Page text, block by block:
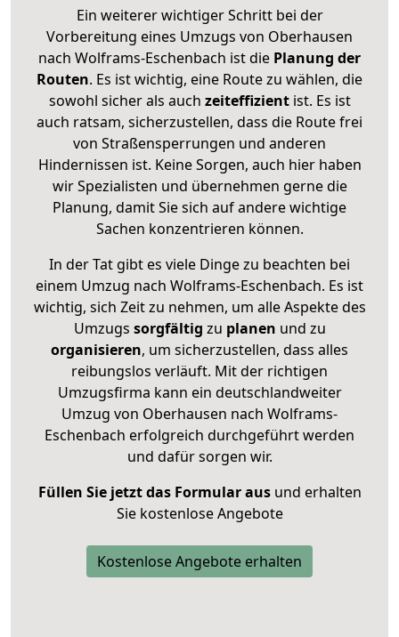
Ein weiterer wichtiger Schritt bei der
Vorbereitung eines Umzugs von Oberhausen
nach Wolframs-Eschenbach ist die Planung der
Routen. Es ist wichtig, eine Route zu wählen, die
sowohl sicher als auch zeiteffizientist. Es ist
auch ratsam, sicherzustellen, dass die Route frei
von Straßensperrungen und anderen
Hindernissen ist. Keine Sorgen, auch hier haben
wir Spezialisten und übernehmen gerne die
Planung, damit Sie sich auf andere wichtige
Sachen konzentrieren können.
In der Tat gibt es viele Dinge zu beachten bei
einem Umzug nach Wolframs-Eschenbach. Es ist
wichtig, sich Zeit zu nehmen, um alle Aspekte des
Umzugs sorgfältig zu planen und zu
organisieren, um sicherzustellen, dass alles
reibungslos verläuft. Mit der richtigen
Umzugsfirma kann ein deutschlandweiter
Umzug von Oberhausen nach Wolframs-
Eschenbach erfolgreich durchgeführt werden
und dafür sorgen wir.
Füllen Sie jetzt das Formular ausund erhalten
Sie kostenlose Angebote
Kostenlose Angebote erhalten